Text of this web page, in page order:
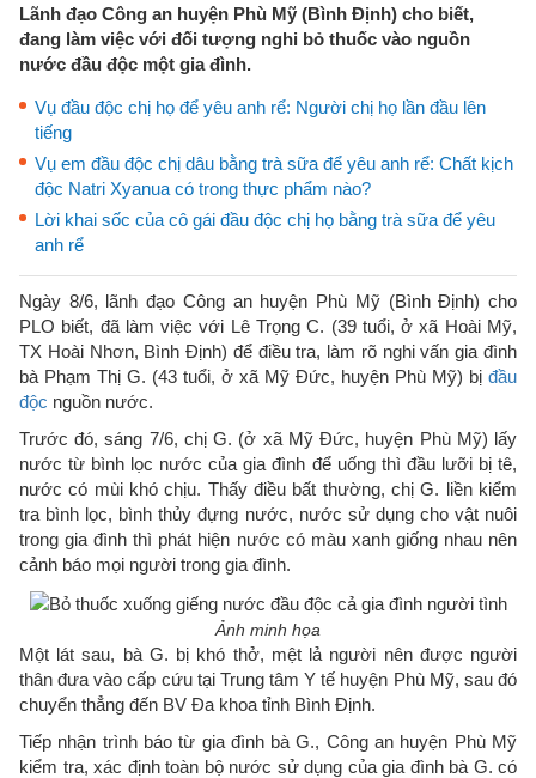
Lãnh đạo Công an huyện Phù Mỹ (Bình Định) cho biết,
đang làm việc với đối tượng nghi bỏ thuốc vào nguồn
nước đầu độc một gia đình.
Vụ đầu độc chị họ để yêu anh rể: Người chị họ lần đầu lên
tiếng
Vụ em đầu độc chị dâu bằng trà sữa để yêu anh rể: Chất kịch
độc Natri Xyanua có trong thực phẩm nào?
Lời khai sốc của cô gái đầu độc chị họ bằng trà sữa để yêu
anh rể
Ngày 8/6, lãnh đạo Công an huyện Phù Mỹ (Bình Định) cho
PLO biết, đã làm việc với Lê Trọng C. (39 tuổi, ở xã Hoài Mỹ,
TX Hoài Nhơn, Bình Định) để điều tra, làm rõ nghi vấn gia đình
bà Phạm Thị G. (43 tuổi, ở xã Mỹ Đức, huyện Phù Mỹ) bị đầu
độc nguồn nước.
Trước đó, sáng 7/6, chị G. (ở xã Mỹ Đức, huyện Phù Mỹ) lấy
nước từ bình lọc nước của gia đình để uống thì đầu lưỡi bị tê,
nước có mùi khó chịu. Thấy điều bất thường, chị G. liền kiểm
tra bình lọc, bình thủy đựng nước, nước sử dụng cho vật nuôi
trong gia đình thì phát hiện nước có màu xanh giống nhau nên
cảnh báo mọi người trong gia đình.
Ảnh minh họa
Một lát sau, bà G. bị khó thở, mệt lả người nên được người
thân đưa vào cấp cứu tại Trung tâm Y tế huyện Phù Mỹ, sau đó
chuyển thẳng đến BV Đa khoa tỉnh Bình Định.
Tiếp nhận trình báo từ gia đình bà G., Công an huyện Phù Mỹ
kiểm tra, xác định toàn bộ nước sử dụng của gia đình bà G. có